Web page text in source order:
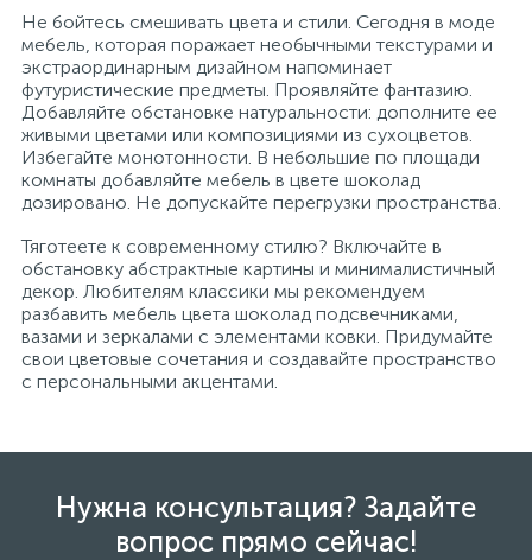
Не бойтесь смешивать цвета и стили. Сегодня в моде
мебель, которая поражает необычными текстурами и
экстраординарным дизайном напоминает
футуристические предметы. Проявляйте фантазию.
Добавляйте обстановке натуральности: дополните ее
живыми цветами или композициями из сухоцветов.
Избегайте монотонности. В небольшие по площади
комнаты добавляйте мебель в цвете шоколад
дозировано. Не допускайте перегрузки пространства.
Тяготеете к современному стилю? Включайте в
обстановку абстрактные картины и минималистичный
декор. Любителям классики мы рекомендуем
разбавить мебель цвета шоколад подсвечниками,
вазами и зеркалами с элементами ковки. Придумайте
свои цветовые сочетания и создавайте пространство
с персональными акцентами.
Нужна консультация? Задайте
вопрос прямо сейчас!